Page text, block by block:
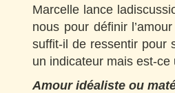
Marcelle lance
nous pour définir
suffit-il de ressentir pour
un indicateur mais est-
Amour idéaliste ou